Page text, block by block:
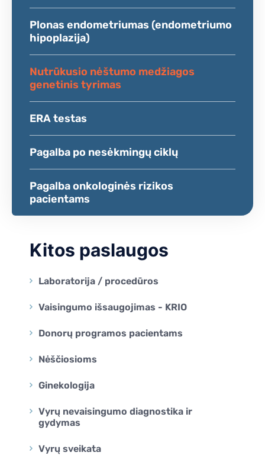
Plonas endometriumas (endometriumo
hipoplazija)
Nutrūkusio nėštumo medžiagos
genetinis tyrimas
ERA testas
Pagalba po nesėkmingų ciklų
Pagalba onkologinės rizikos
pacientams
Kitos paslaugos
Laboratorija / procedūros
Vaisingumo išsaugojimas - KRIO
Donorų programos pacientams
Nėščiosioms
Ginekologija
Vyrų nevaisingumo diagnostika ir
gydymas
Vyrų sveikata